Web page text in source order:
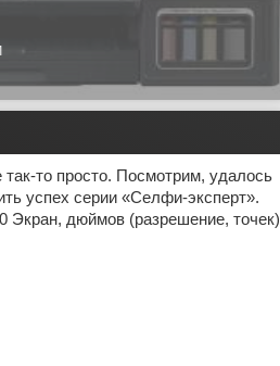
то просто. Посмотрим, удалось
успех серии «Селфи-эксперт».
Экран, дюймов (разрешение, точек)